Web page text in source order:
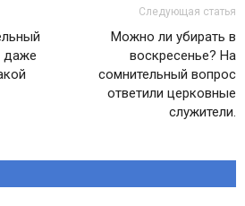
даже
Следующая статья
Можно ли убирать в
воскресенье? На
сомнительный вопрос
ответили церковные
служители.